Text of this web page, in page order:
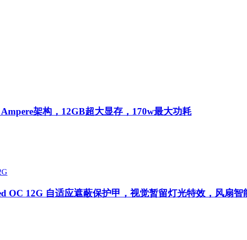
架构，12GB超大显存，170w最大功耗
OC 12G 自适应遮蔽保护甲，视觉暂留灯光特效，风扇智